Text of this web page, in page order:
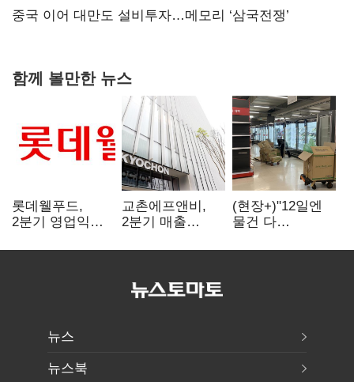
연 홈플러스
중국 이어 대만도 설비투자…메모리 ‘삼국전쟁’
함께 볼만한 뉴스
롯데웰푸드,
2분기 영업익
사업이 실적 견인
교촌에프앤비,
2분기 매출
전년보다 4.9%↑
(현장+)"12일엔
물건 다
매대 채우며 문
뉴스
뉴스북